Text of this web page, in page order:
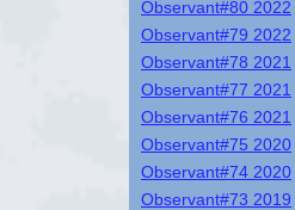
Observant#80 2022
Observant#79 2022
Observant#78 2021
Observant#77 2021
Observant#76 2021
Observant#75 2020
Observant#74 2020
Observant#73 2019